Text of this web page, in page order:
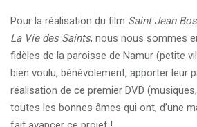
Pour la réalisation du film Saint Jean
La Vie des Saints, nous nous sommes
fidèles de la paroisse de Namur (petite
bien voulu, bénévolement, apporter leur
réalisation de ce premier DVD
toutes les bonnes âmes qui ont, d’une